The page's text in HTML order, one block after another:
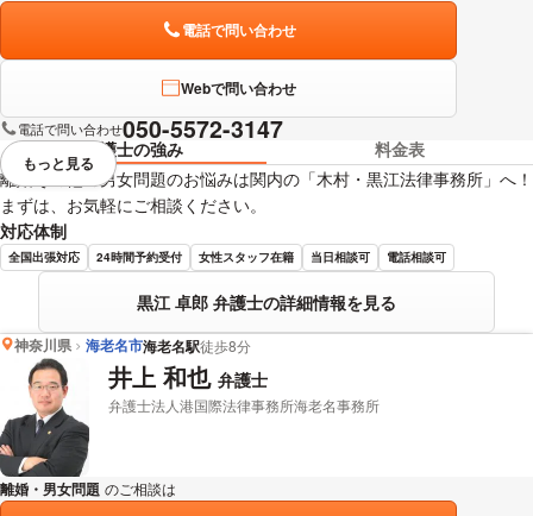
電話で問い合わせ
Webで問い合わせ
電話で問い合わせ050-5572-3147
弁護士の強み
料金表
離婚その他の男女問題のお悩みは関内の「木村・黒江法律事務所」へ！
まずは、お気軽にご相談ください。
対応体制
全国出張対応 24時間予約受付 女性スタッフ在籍 当日相談可 電話相談可
黒江 卓郎 弁護士の詳細情報を見る
視覚的に省略されている要素を
もっと見る
神奈川県 海老名市海老名駅徒歩8分
井上 和也 弁護士
弁護士法人港国際法律事務所海老名事務所
離婚・男女問題 のご相談は